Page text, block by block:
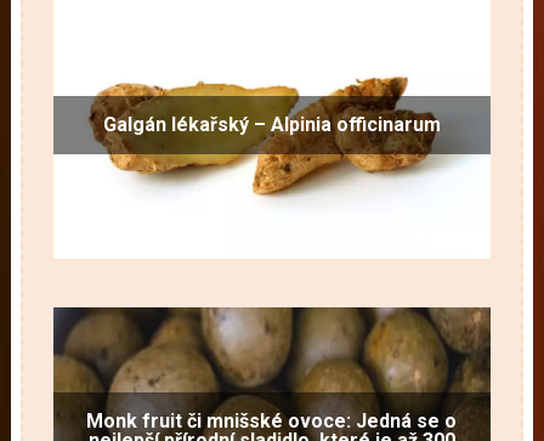
Galgán lékařský – Alpinia officinarum
Monk fruit či mnišské ovoce: Jedná se o